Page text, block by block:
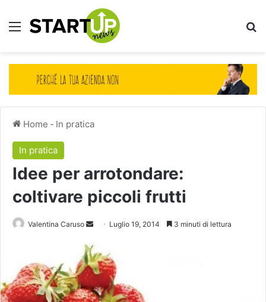
Menu
Home - In pratica
In pratica
Idee per arrotondare:
coltivare piccoli frutti
Valentina Caruso
Invia Luglio 19, 2014 3 minuti di lettura